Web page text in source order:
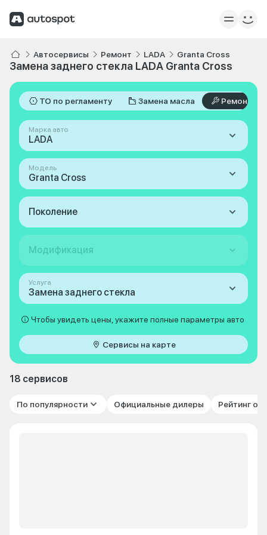
Автосервисы Ремонт LADA Granta Cross
Замена заднего стекла LADA Granta Cross
ТО по регламенту Замена масла Ремонт
Марка авто
LADA
Модель
Granta Cross
Поколение
Модификация
Услуга
Замена заднего стекла
Чтобы увидеть цены, укажите полные параметры авто
Сервисы на карте
18 сервисов
По популярности Официальные дилеры Рейтинг